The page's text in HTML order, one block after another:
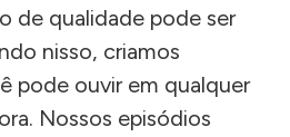
de qualidade pode ser
nisso, criamos
pode ouvir em qualquer
Nossos episódios